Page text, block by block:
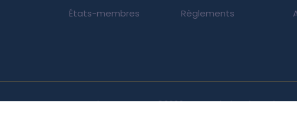
États-membres
Règlements
UNIDA | OHADA.com©2026 • Tous droits réservés